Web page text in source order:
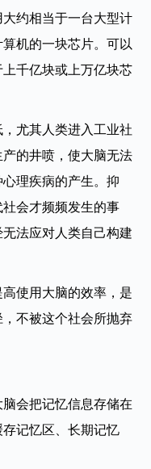
约相当于一台大型计
机的一块芯片。可以
千亿块或上万亿块芯
尤其人类进入工业社
的井喷，使大脑无法
理疾病的产生。抑
会才频频发生的事
法应对人类自己构建
使用大脑的效率，是
不被这个社会所抛弃
会把记忆信息存储在
存记忆区、长期记忆